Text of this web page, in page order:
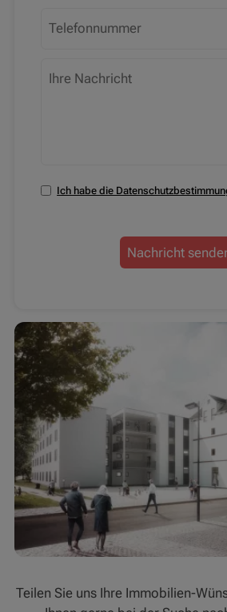
Ich habe die
Nachricht
Teilen Sie uns Ihre Immobilien-